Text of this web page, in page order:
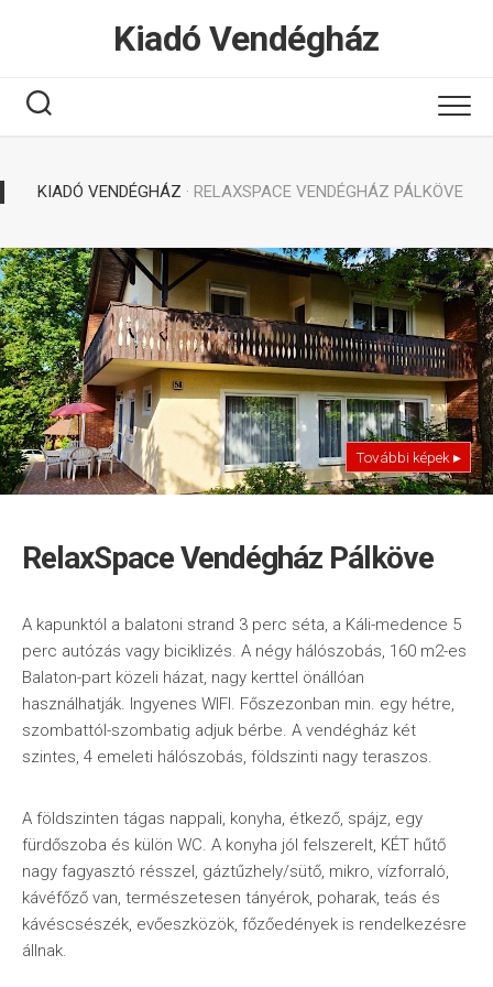
Kiadó Vendégház
KIADÓ VENDÉGHÁZ · RELAXSPACE VENDÉGHÁZ PÁLKÖVE
További képek ▸
RelaxSpace Vendégház Pálköve
A kapunktól a balatoni strand 3 perc séta, a Káli-medence 5
perc autózás vagy biciklizés. A négy hálószobás, 160 m2-es
Balaton-part közeli házat, nagy kerttel önállóan
használhatják. Ingyenes WIFI. Főszezonban min. egy hétre,
szombattól-szombatig adjuk bérbe. A vendégház két
szintes, 4 emeleti hálószobás, földszinti nagy teraszos.
A földszinten tágas nappali, konyha, étkező, spájz, egy
fürdőszoba és külön WC. A konyha jól felszerelt, KÉT hűtő
nagy fagyasztó résszel, gáztűzhely/sütő, mikro, vízforraló,
kávéfőző van, természetesen tányérok, poharak, teás és
kávéscsészék, evőeszközök, főzőedények is rendelkezésre
állnak.